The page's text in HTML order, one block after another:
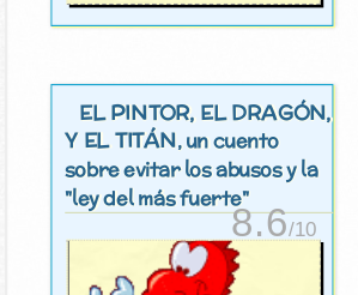
EL PINTOR, EL DRAGÓN,
Y EL TITÁN, un cuento
sobre evitar los abusos y la
"ley del más fuerte"
8.6/10